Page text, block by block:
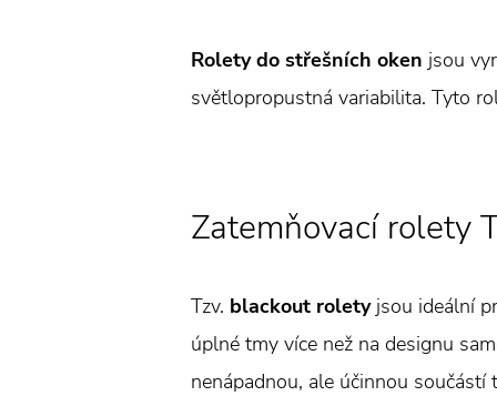
Rolety do střešních oken jsou
světlopropustná variabilita. Tyto
Zatemňovací rolety
Tzv. blackout roletyjsou ideální
úplné tmy více než na designu
nenápadnou, ale účinnou